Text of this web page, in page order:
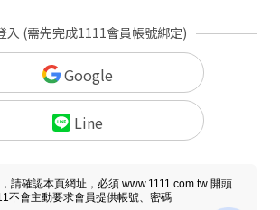
入 (需先完成1111會員帳號綁定)
Google
Line
請確認本頁網址，必須 www.1111.com.tw 開頭
不會主動要求會員提供帳號、密碼